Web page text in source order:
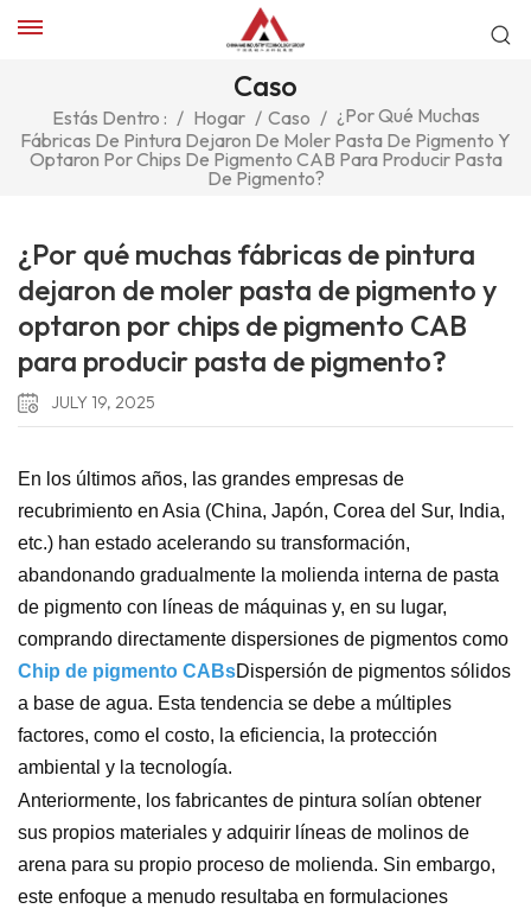
Caso
Estás Dentro : / Hogar / Caso / ¿Por Qué Muchas
Fábricas De Pintura Dejaron De Moler Pasta De Pigmento Y
Optaron Por Chips De Pigmento CAB Para Producir Pasta
De Pigmento?
¿Por qué muchas fábricas de pintura
dejaron de moler pasta de pigmento y
optaron por chips de pigmento CAB
para producir pasta de pigmento?
JULY 19, 2025
En los últimos años, las grandes empresas de
recubrimiento en Asia (China, Japón, Corea del Sur, India,
etc.) han estado acelerando su transformación,
abandonando gradualmente la molienda interna de pasta
de pigmento con líneas de máquinas y, en su lugar,
comprando directamente dispersiones de pigmentos como
Chip de pigmento CABsDispersión de pigmentos sólidos
a base de agua. Esta tendencia se debe a múltiples
factores, como el costo, la eficiencia, la protección
ambiental y la tecnología.
Anteriormente, los fabricantes de pintura solían obtener
sus propios materiales y adquirir líneas de molinos de
arena para su propio proceso de molienda. Sin embargo,
este enfoque a menudo resultaba en formulaciones